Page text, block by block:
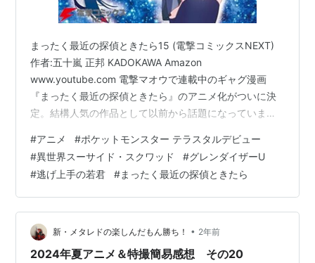
まったく最近の探偵ときたら15 (電撃コミックスNEXT)
作者:五十嵐 正邦 KADOKAWA Amazon
www.youtube.com 電撃マオウで連載中のギャグ漫画
『まったく最近の探偵ときたら』のアニメ化がついに決
定。結構人気の作品として以前から話題になっていまし
時に覚えました。ニコニコ静画などでちょくちょく読ん
でいた身としても、ようやくアニメが来たか……！という
気持ちになりますね。アニメで動くマキちゃんがついに
見られるのね……！ manga.nicovideo.jp ↑気になる人は
リンク先の原作漫画をチェックだ！ 上の特報PVも早速…
#アニメ #ポケットモンスター テラスタルデビュー
#異世界スーサイド・スクワッド #グレンダイザーU
#逃げ上手の若君 #まったく最近の探偵ときたら
新・メタレドの楽しんだもん勝ち！ • 2年前
2024年夏アニメ＆特撮簡易感想 その20